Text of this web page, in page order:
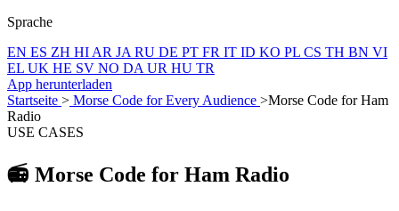
Sprache
EN ES ZH HI AR JA RU DE PT FR IT ID KO PL CS TH BN VI
EL UK HE SV NO DA UR HU TR
App herunterladen
Startseite > Morse Code for Every Audience >Morse Code for Ham
Radio
USE CASES
📻 Morse Code for Ham Radio